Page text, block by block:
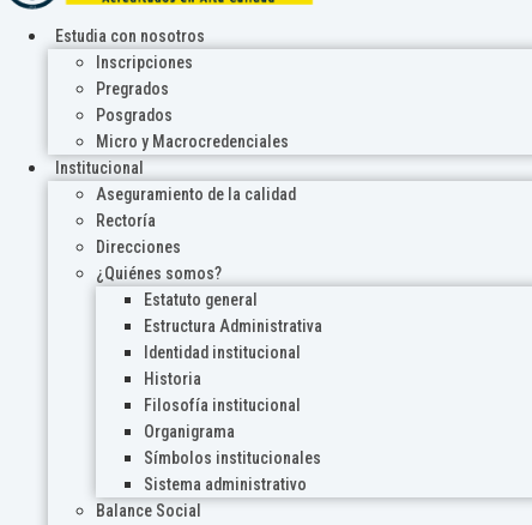
Estudia con nosotros
Inscripciones
Pregrados
Posgrados
Micro y Macrocredenciales
Institucional
Aseguramiento de la calidad
Rectoría
Direcciones
¿Quiénes somos?
Estatuto general
Estructura Administrativa
Identidad institucional
Historia
Filosofía institucional
Organigrama
Símbolos institucionales
Sistema administrativo
Balance Social